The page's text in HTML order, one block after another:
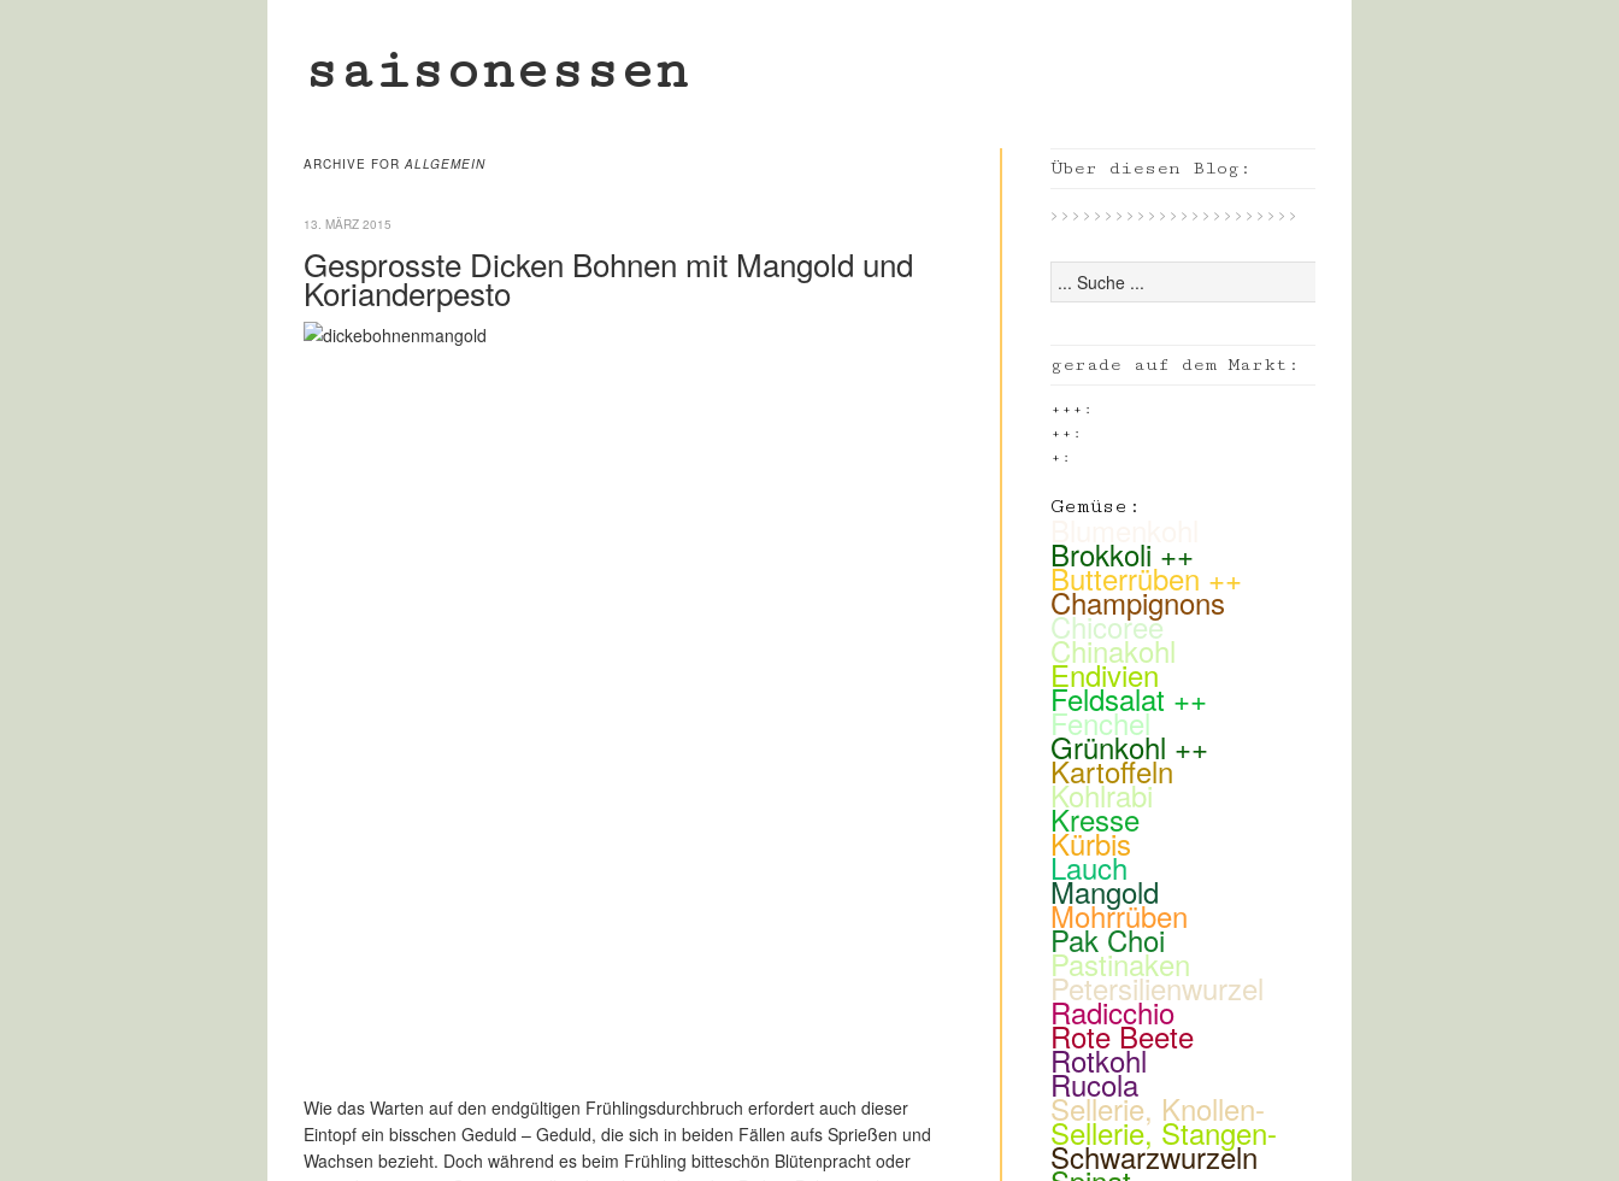
saisonessen
ARCHIVE FORALLGEMEIN
13. MÄRZ 2015
Gesprosste Dicken Bohnen mit Mangold und
Korianderpesto
Wie das Warten auf den endgültigen Frühlingsdurchbruch erfordert auch dieser
Eintopf ein bisschen Geduld – Geduld, die sich in beiden Fällen aufs Sprießen und
Wachsen bezieht. Doch während es beim Frühling bitteschön Blütenpracht oder
Über diesen Blog:
> > > > > > > > > > > > > > > > > > > > > > >
gerade auf dem Markt:
+++:
++:
+:
Gemüse:
Brokkoli ++
Butterrüben ++
Champignons
Chicoree
Chinakohl
Endivien
Feldsalat ++
Fenchel
Grünkohl ++
Kartoffeln
Kohlrabi
Kresse
Kürbis
Lauch
Mangold
Mohrrüben
Pak Choi
Pastinaken
Petersilienwurzel
Radicchio
Rote Beete
Rotkohl
Rucola
Sellerie, Knollen-
Sellerie, Stangen-
Schwarzwurzeln